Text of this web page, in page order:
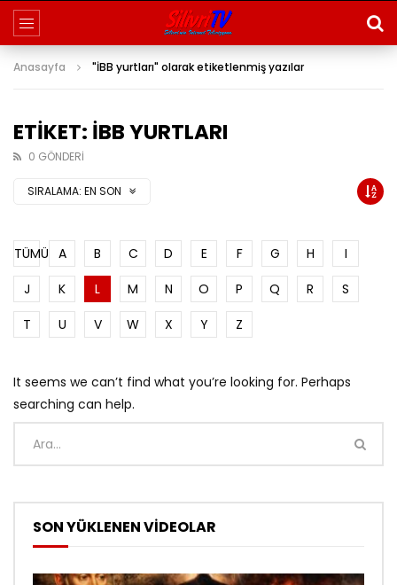
Anasayfa "İBB yurtları" olarak etiketlenmiş yazılar
ETIKET: İBB YURTLARI
0 GÖNDERI
SIRALAMA: EN SON
TÜMÜ A B C D E F G H
I
J
K L M N O P Q R
S
T
U V W X Y Z
It seems we can’t find what you’re looking for. Perhaps
searching can help.
SON YÜKLENEN VİDEOLAR